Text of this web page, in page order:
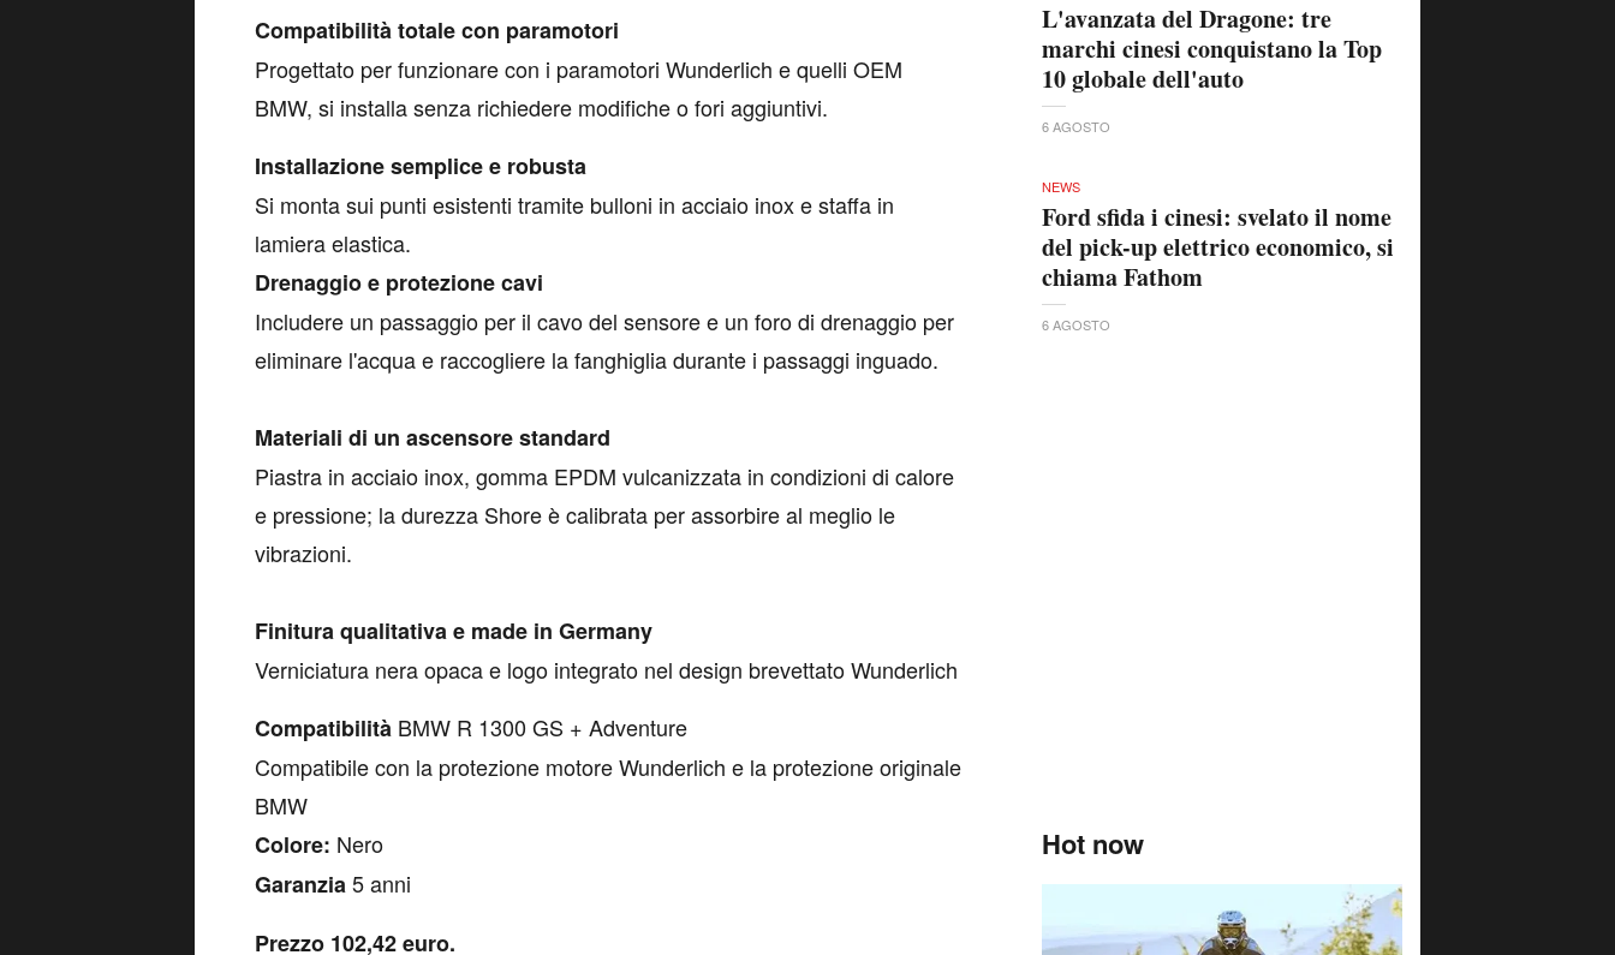
Compatibilità totale con paramotori
Progettato per funzionare con i paramotori Wunderlich e quelli OEM
BMW, si installa senza richiedere modifiche o fori aggiuntivi.
Installazione semplice e robusta
Si monta sui punti esistenti tramite bulloni in acciaio inox e staffa in
lamiera elastica.
Drenaggio e protezione cavi
Includere un passaggio per il cavo del sensore e un foro di drenaggio per
eliminare l'acqua e raccogliere la fanghiglia durante i passaggi inguado.
Materiali di un ascensore standard
Piastra in acciaio inox, gomma EPDM vulcanizzata in condizioni di calore
e pressione; la durezza Shore è calibrata per assorbire al meglio le
vibrazioni.
Finitura qualitativa e made in Germany
Verniciatura nera opaca e logo integrato nel design brevettato Wunderlich
Compatibilità BMW R 1300 GS + Adventure
Compatibile con la protezione motore Wunderlich e la protezione originale
BMW
Colore: Nero
Garanzia5 anni
Prezzo 102,42 euro.
L'avanzata del Dragone: tre
marchi cinesi conquistano la Top
10 globale dell'auto
6 AGOSTO
NEWS
Ford sfida i cinesi: svelato il nome
del pick-up elettrico economico, si
chiama Fathom
6 AGOSTO
Hot now